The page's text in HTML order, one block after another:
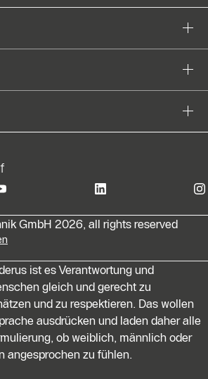
GmbH 2026, all rights reserved
ist es Verantwortung und
gleich und gerecht zu
und zu respektieren. Das wollen
ausdrücken und laden daher alle
ob weiblich, männlich oder
angesprochen zu fühlen.